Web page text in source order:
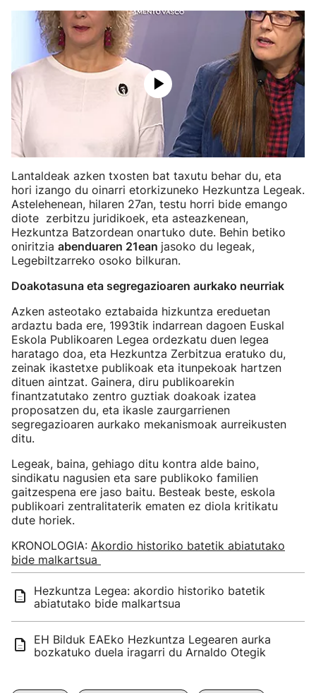
Lantaldeak azken txosten bat taxutu behar du, eta
hori izango du oinarri etorkizuneko Hezkuntza Legeak.
Astelehenean, hilaren 27an, testu horri bide emango
diote zerbitzu juridikoek, eta asteazkenean,
Hezkuntza Batzordean onartuko dute. Behin betiko
oniritzia abenduaren 21ean jasoko du legeak,
Legebiltzarreko osoko bilkuran.
Doakotasuna eta segregazioaren aurkako neurriak
Azken asteotako eztabaida hizkuntza ereduetan
ardaztu bada ere, 1993tik indarrean dagoen Euskal
Eskola Publikoaren Legea ordezkatu duen legea
haratago doa, eta Hezkuntza Zerbitzua eratuko du,
zeinak ikastetxe publikoak eta itunpekoak hartzen
dituen aintzat. Gainera, diru publikoarekin
finantzatutako zentro guztiak doakoak izatea
proposatzen du, eta ikasle zaurgarrienen
segregazioaren aurkako mekanismoak aurreikusten
ditu.
Legeak, baina, gehiago ditu kontra alde baino,
sindikatu nagusien eta sare publikoko familien
gaitzespena ere jaso baitu. Besteak beste, eskola
publikoari zentralitaterik ematen ez diola kritikatu
dute horiek.
KRONOLOGIA: Akordio historiko batetik abiatutako
bide malkartsua
Hezkuntza Legea: akordio historiko batetik
abiatutako bide malkartsua
EH Bilduk EAEko Hezkuntza Legearen aurka
bozkatuko duela iragarri du Arnaldo Otegik